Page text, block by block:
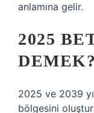
anlamına gelir.
2025
DEMEK?
2025 ve 2039
bölgesini